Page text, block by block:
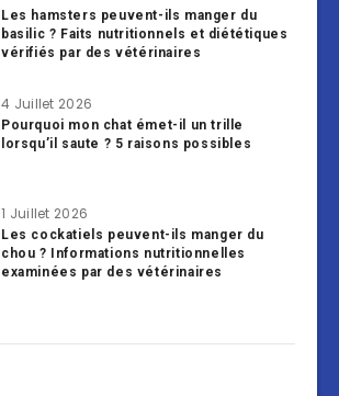
Les hamsters peuvent-ils manger du
basilic ? Faits nutritionnels et diététiques
vérifiés par des vétérinaires
4 Juillet 2026
Pourquoi mon chat émet-il un trille
lorsqu’il saute ? 5 raisons possibles
1 Juillet 2026
Les cockatiels peuvent-ils manger du
chou ? Informations nutritionnelles
examinées par des vétérinaires